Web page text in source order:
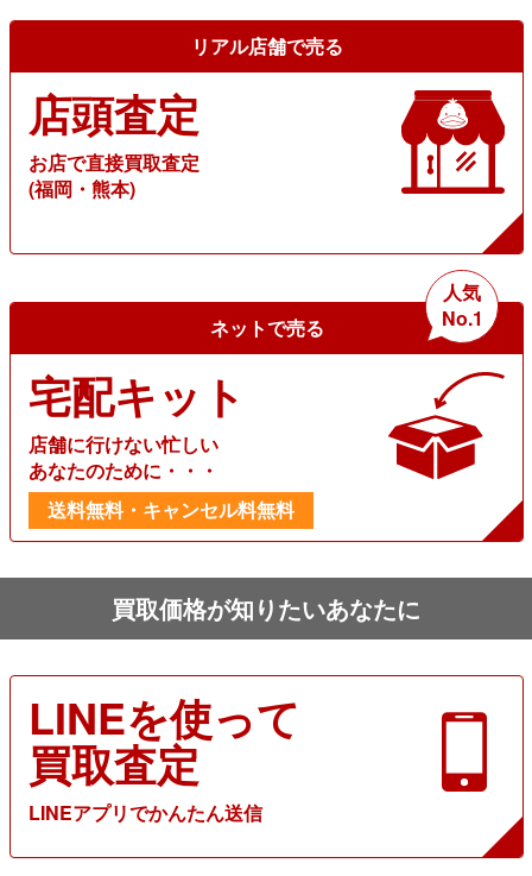
リアル店舗で売る
店頭査定
お店で直接買取査定
(福岡・熊本)
ネットで売る
人気
No.1
宅配キット
店舗に行けない忙しい
あなたのために・・・
送料無料・キャンセル料無料
買取価格が知りたいあなたに
LINEを使って
買取査定
LINEアプリでかんたん送信